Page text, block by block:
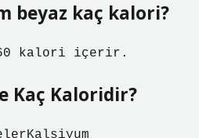
beyaz kaç kalori?
kalori içerir.
Kaç Kaloridir?